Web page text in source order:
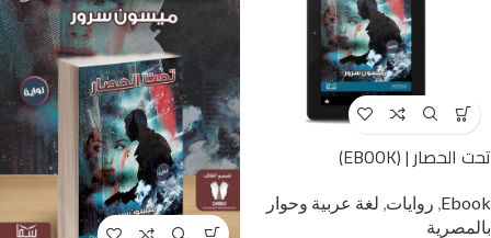
تحت الحصار | (EBOOK)
Ebook
, روايات, لغة عربية وحوار
بالمصرية